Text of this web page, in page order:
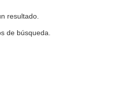
resultado.
de búsqueda.